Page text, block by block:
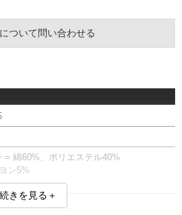
ついて問い合わせる
綿60%、ポリエステル40%
ン5%
続きを見る＋